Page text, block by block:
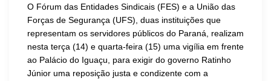
O Fórum das Entidades Sindicais (FES) e a União das
Forças de Segurança (UFS), duas instituições que
representam os servidores públicos do Paraná, realizam
nesta terça (14) e quarta-feira (15) uma vigília em frente
ao Palácio do Iguaçu, para exigir do governo Ratinho
Júnior uma reposição justa e condizente com a